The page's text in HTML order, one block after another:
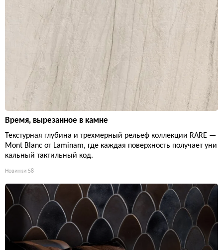
Время, вырезанное в камне
Текстурная глубина и трехмерный рельеф коллекции RARE —
Mont Blanc от Laminam, где каждая поверхность получает уни
кальный тактильный код.
Новинки 58